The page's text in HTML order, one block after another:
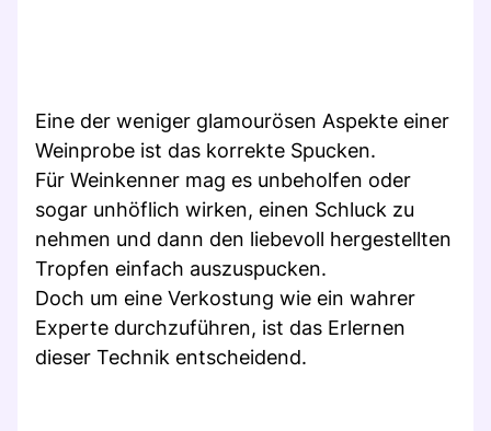
Eine der weniger glamourösen Aspekte einer
Weinprobe ist das korrekte Spucken.
Für Weinkenner mag es unbeholfen oder
sogar unhöflich wirken, einen Schluck zu
nehmen und dann den liebevoll hergestellten
Tropfen einfach auszuspucken.
Doch um eine Verkostung wie ein wahrer
Experte durchzuführen, ist das Erlernen
dieser Technik entscheidend.